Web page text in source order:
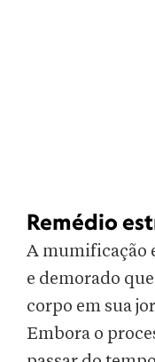
Remédio
A mumificação
e demorado
corpo em sua
Embora o